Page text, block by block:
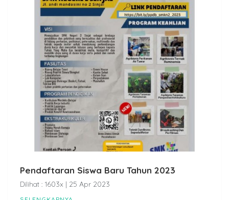
Pendaftaran Siswa Baru Tahun 2023
Dilihat : 1603x | 25 Apr 2023